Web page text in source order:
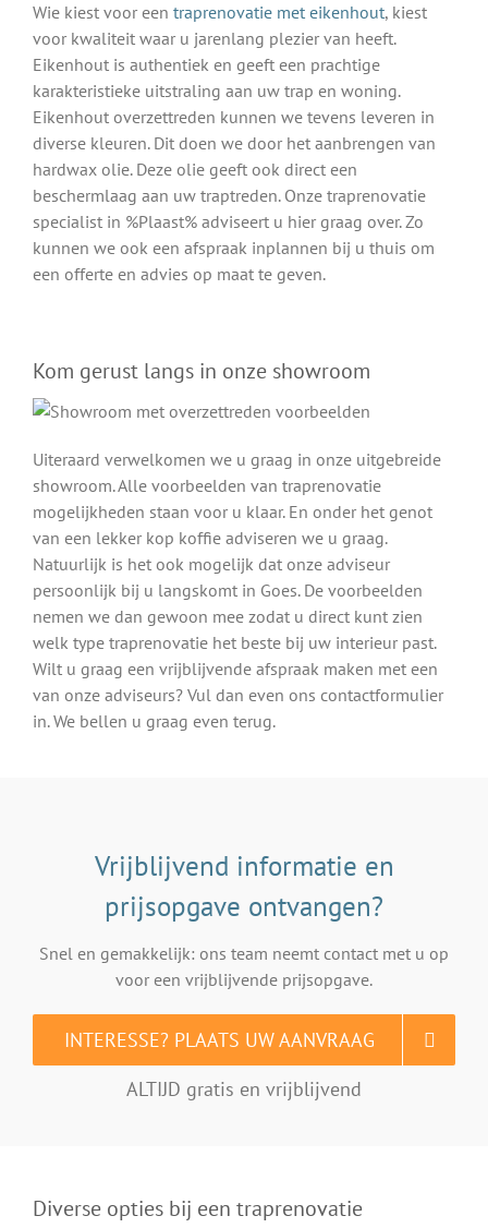
Wie kiest voor een traprenovatie met eikenhout, kiest
voor kwaliteit waar u jarenlang plezier van heeft.
Eikenhout is authentiek en geeft een prachtige
karakteristieke uitstraling aan uw trap en woning.
Eikenhout overzettreden kunnen we tevens leveren in
diverse kleuren. Dit doen we door het aanbrengen van
hardwax olie. Deze olie geeft ook direct een
beschermlaag aan uw traptreden. Onze traprenovatie
specialist in %Plaast% adviseert u hier graag over. Zo
kunnen we ook een afspraak inplannen bij u thuis om
een offerte en advies op maat te geven.
Kom gerust langs in onze showroom
Uiteraard verwelkomen we u graag in onze uitgebreide
showroom. Alle voorbeelden van traprenovatie
mogelijkheden staan voor u klaar. En onder het genot
van een lekker kop koffie adviseren we u graag.
Natuurlijk is het ook mogelijk dat onze adviseur
persoonlijk bij u langskomt in Goes. De voorbeelden
nemen we dan gewoon mee zodat u direct kunt zien
welk type traprenovatie het beste bij uw interieur past.
Wilt u graag een vrijblijvende afspraak maken met een
van onze adviseurs? Vul dan even ons contactformulier
in. We bellen u graag even terug.
Vrijblijvend informatie en
prijsopgave ontvangen?
Snel en gemakkelijk: ons team neemt contact met u op
voor een vrijblijvende prijsopgave.
INTERESSE? PLAATS UW AANVRAAG
ALTIJD gratis en vrijblijvend
Diverse opties bij een traprenovatie